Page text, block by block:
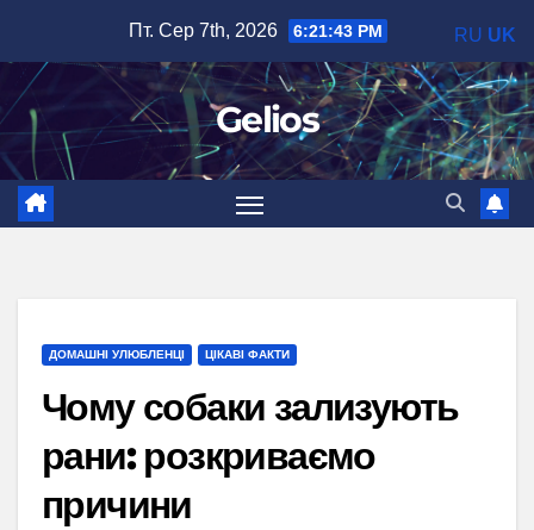
вмісту
Пт. Сер 7th, 2026 6:21:44 PM
Gelios
ДОМАШНІ УЛЮБЛЕНЦІ ЦІКАВІ ФАКТИ
Чому собаки зализують
рани: розкриваємо
причини
RU UK